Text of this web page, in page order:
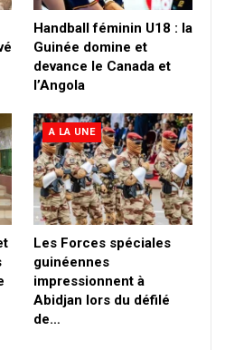
Handball féminin U18 : la
Guinée domine et
devance le Canada et
l’Angola
A LA UNE
Les Forces spéciales
guinéennes
impressionnent à
Abidjan lors du défilé
de…